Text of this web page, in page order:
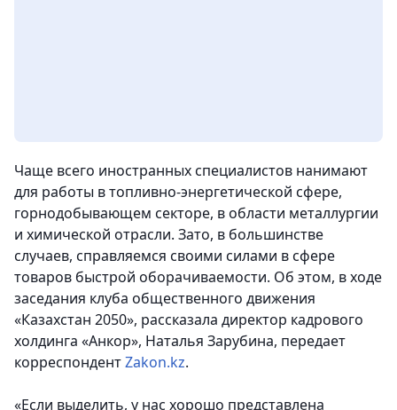
Чаще всего иностранных специалистов нанимают
для работы в топливно-энергетической сфере,
горнодобывающем секторе, в области металлургии
и химической отрасли. Зато, в большинстве
случаев, справляемся своими силами в сфере
товаров быстрой оборачиваемости. Об этом, в ходе
заседания клуба общественного движения
«Казахстан 2050», рассказала директор кадрового
холдинга «Анкор», Наталья Зарубина, передает
корреспондентZakon.kz.
«Если выделить, у нас хорошо представлена